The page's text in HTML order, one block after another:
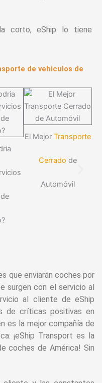
corto, eShip lo tiene
de vehiculos de
El Mejor Transporte
Cerrado de
Automóvil
que enviarán coches por
surgen con el servicio al
al cliente de eShip
de críticas positivas en
es la mejor compañía de
¡eShip Transport es la
coches de América! Sin